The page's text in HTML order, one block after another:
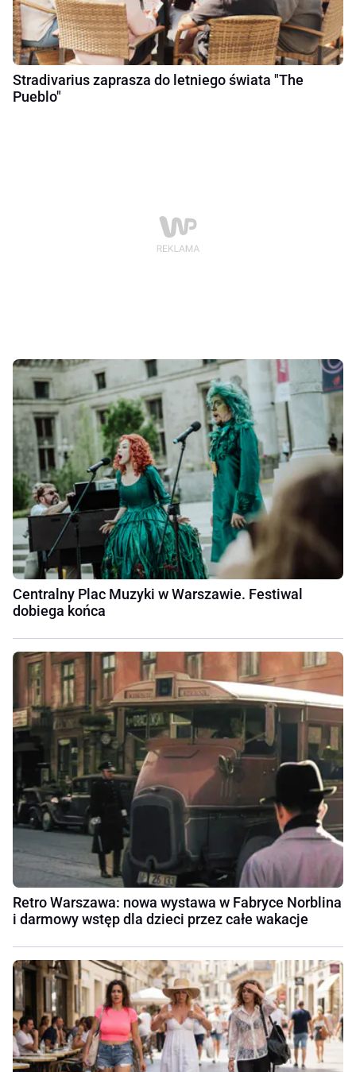
Stradivarius zaprasza do letniego świata "The
Pueblo"
Centralny Plac Muzyki w Warszawie. Festiwal
dobiega końca
Retro Warszawa: nowa wystawa w Fabryce Norblina
i darmowy wstęp dla dzieci przez całe wakacje